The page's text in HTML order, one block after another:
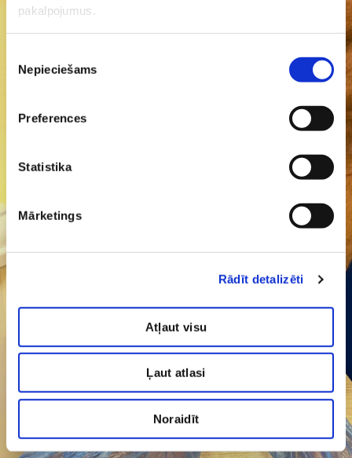
pakalpojumus.
izvēle
Nepieciešams
Preferences
Statistika
Mārketings
Rādīt detalizēti
Atļaut visu
Ļaut atlasi
Noraidīt
Pēc